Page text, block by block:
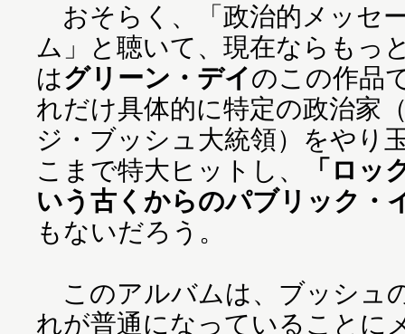
おそらく、「政治的メッセ
ム」と聴いて、現在ならもっ
はグリーン・デイのこの作品
れだけ具体的に特定の政治家
ジ・ブッシュ大統領）をやり
こまで特大ヒットし、
「ロッ
いう古くからのパブリック・
もないだろう。
このアルバムは、ブッシュ
れが普通になっていることに